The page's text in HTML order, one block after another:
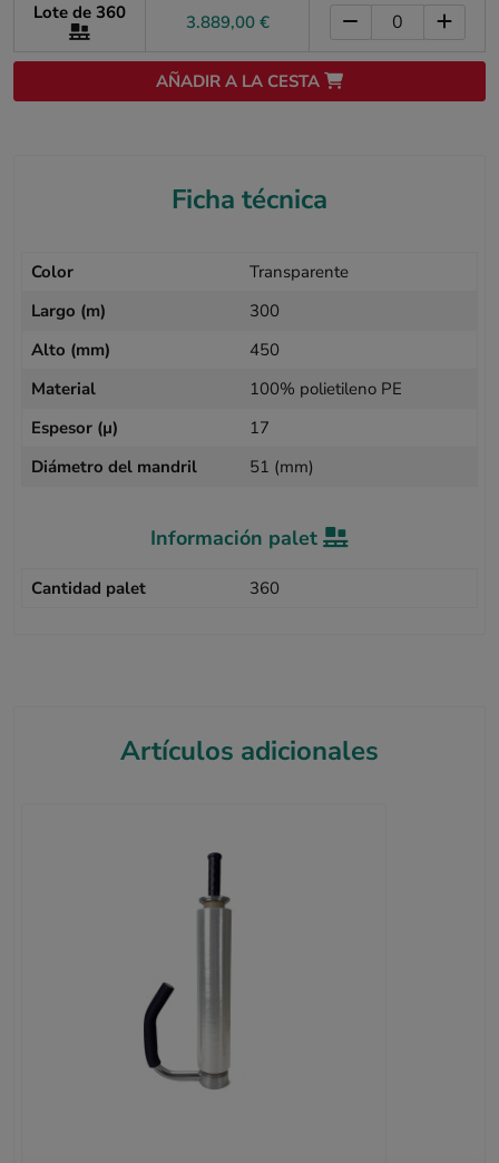
Lote de 360 3.889,00 €
AÑADIR A LA CESTA
Ficha técnica
Color
Transparente
Largo (m)
300
Alto (mm)
450
Material
100% polietileno PE
Espesor (µ)
17
Diámetro del mandril
51 (mm)
Información palet
Cantidad palet 360
Artículos adicionales